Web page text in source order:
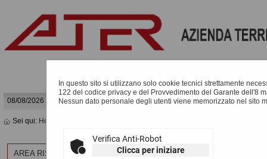
08/08/2026 15:09
Sei qui: Home
In questo sito si utilizzano solo cookie tecnici strettamente
122 del codice privacy e del Provvedimento del Garante dell'8
Nessun dato personale degli utenti viene memorizzato nel sito
Verifica Anti-Robot
Clicca per iniziareBANDI E AVVISI
AREA RISERVATA